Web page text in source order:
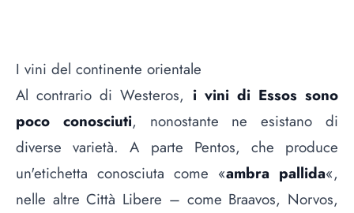
I vini del continente orientale
Al contrario di Westeros, i vini di Essos sono
poco conosciuti, nonostante ne esistano di
diverse varietà. A parte Pentos, che produce
un'etichetta conosciuta come «ambra pallida«,
nelle altre Città Libere – come Braavos, Norvos,